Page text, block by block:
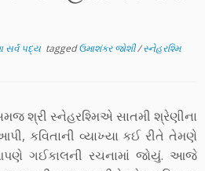
સર્વ પદ્ય taggedઉમાશંકર જોશી/સ્નેહરશ્મિ
શ્રી સ્નેહરશ્મિએ સાતમી શ્રેણીના
કવિતાની વ્યાખ્યા કઈ રીતે તેમણે
ગઈકાલની રચનામાં જોયું. આજે